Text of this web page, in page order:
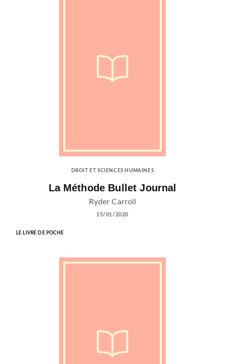
DROIT ET SCIENCES HUMAINES
La Méthode Bullet Journal
Ryder Carroll
15/01/2020
LE LIVRE DE POCHE